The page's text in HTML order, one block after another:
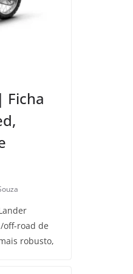
Ficha
off-road de
robusto,